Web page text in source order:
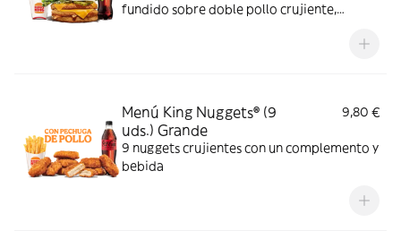
fundido sobre doble pollo crujiente,
exquisita salsa Big King entre dos panes de
Menú King Nuggets® (9
uds.) Grande
9,80 €
9 nuggets crujientes con un complemento y
bebida